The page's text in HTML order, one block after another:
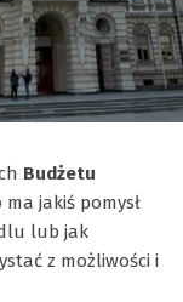
Budżetu
ma jakiś pomysł
lub jak
z możliwości i